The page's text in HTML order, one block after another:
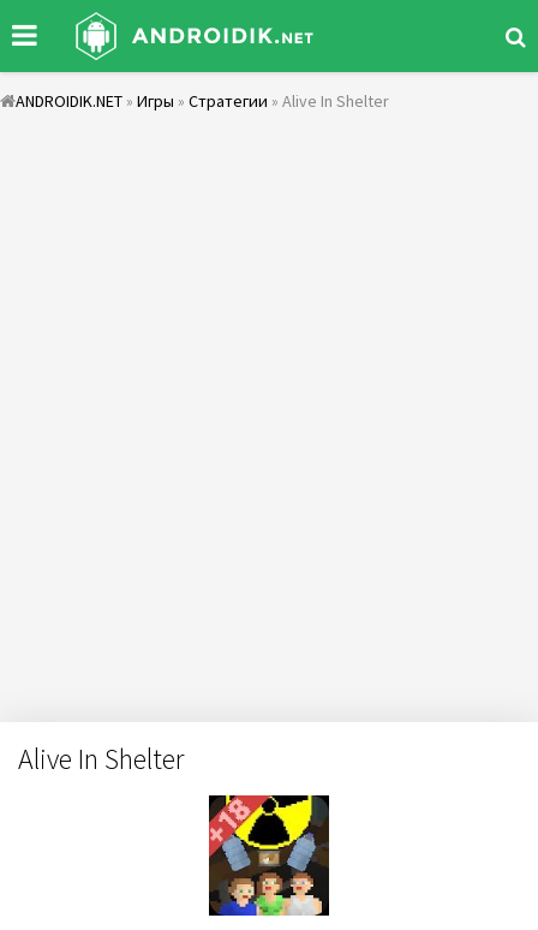
ANDROIDIK.NET » Игры » Стратегии » Alive In Shelter
Alive In Shelter